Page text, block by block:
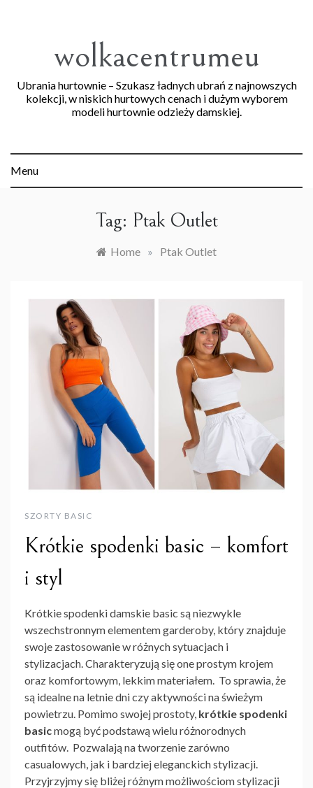
wolkacentrumeu
Ubrania hurtownie – Szukasz ładnych ubrań z najnowszych
kolekcji, w niskich hurtowych cenach i dużym wyborem
modeli hurtownie odzieży damskiej.
Menu
Tag: Ptak Outlet
Home » Ptak Outlet
SZORTY BASIC
Krótkie spodenki basic – komfort
i styl
Krótkie spodenki damskie basic są niezwykle
wszechstronnym elementem garderoby, który znajduje
swoje zastosowanie w różnych sytuacjach i
stylizacjach. Charakteryzują się one prostym krojem
oraz komfortowym, lekkim materiałem. To sprawia, że
są idealne na letnie dni czy aktywności na świeżym
powietrzu. Pomimo swojej prostoty, krótkie spodenki
basicmogą być podstawą wielu różnorodnych
outfitów. Pozwalają na tworzenie zarówno
casualowych, jak i bardziej eleganckich stylizacji.
Przyjrzyjmy się bliżej różnym możliwościom stylizacji